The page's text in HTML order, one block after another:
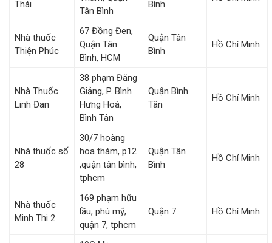
Thái
Tân Bình
Bình
Nhà thuốc
Thiện Phúc
67 Đồng Đen,
Quận Tân
Bình, HCM
Quận Tân
Bình
Hồ Chí Minh
Nhà Thuốc
Linh Đan
38 phạm Đăng
Giảng, P. Bình
Hưng Hoà,
Bình Tân
Quận Bình
Tân
Hồ Chí Minh
Nhà thuốc số
28
30/7 hoàng
hoa thám, p12
,quận tân bình,
tphcm
Quận Tân
Bình
Hồ Chí Minh
Nhà thuốc
Minh Thi 2
169 phạm hữu
lầu, phú mỹ,
quận 7, tphcm
Quận 7 Hồ Chí Minh